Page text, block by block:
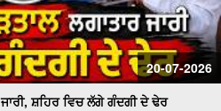
20-07-2026
ਸ਼ਹਿਰ ਵਿਚ ਲੱਗੇ ਗੰਦਗੀ ਦੇ ਢੇਰ